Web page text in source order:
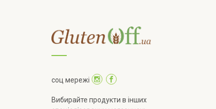
соц мережі
Вибирайте продукти в інших